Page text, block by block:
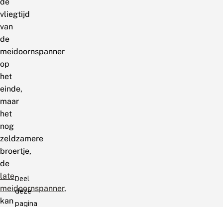
vliegtijd
van
de
meidoornspanner
op
het
einde,
maar
het
nog
zeldzamere
broertje,
de
late
meidoornspanner,
kan
Deel
deze
pagina